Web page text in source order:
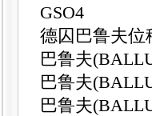
GSO4
德囚巴鲁夫位
巴鲁夫
巴鲁夫
巴鲁夫